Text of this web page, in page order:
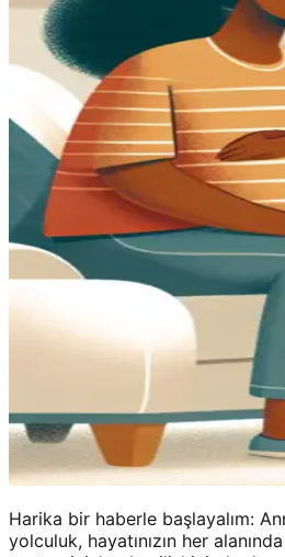
Harika bir haberle başlayalım:
yolculuk, hayatınızın her